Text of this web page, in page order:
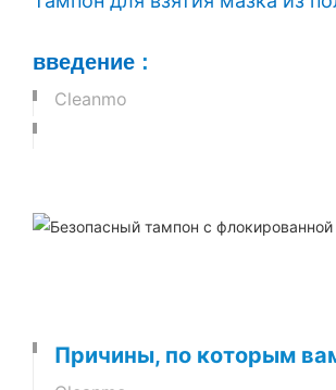
введение :
Cleanmo
Причины, по которым